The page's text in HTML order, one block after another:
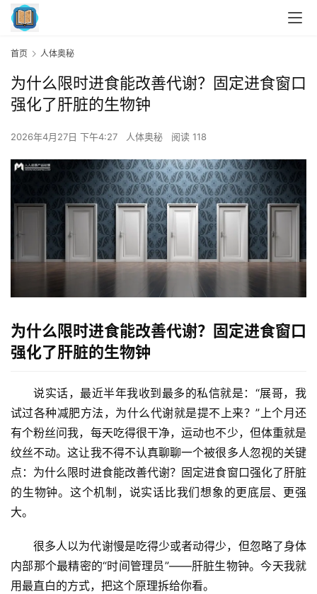
首页 人体奥秘
为什么限时进食能改善代谢？固定进食窗口
强化了肝脏的生物钟
2026年4月27日 下午4:27 人体奥秘 阅读 118
为什么限时进食能改善代谢？固定进食窗口
强化了肝脏的生物钟
说实话，最近半年我收到最多的私信就是：“展哥，我
试过各种减肥方法，为什么代谢就是提不上来？”上个月还
有个粉丝问我，每天吃得很干净，运动也不少，但体重就是
纹丝不动。这让我不得不认真聊聊一个被很多人忽视的关键
点： 为什么限时进食能改善代谢？固定进食窗口强化了肝脏
的生物钟。这个机制，说实话比我们想象的更底层、更强
大。
很多人以为代谢慢是吃得少或者动得少，但忽略了身体
内部那个最精密的“时间管理员”——肝脏生物钟。今天我就
用最直白的方式，把这个原理拆给你看。